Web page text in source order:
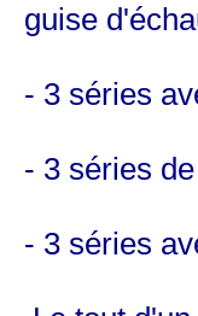
guise
- 3 séries
- 3 séries
- 3 séries